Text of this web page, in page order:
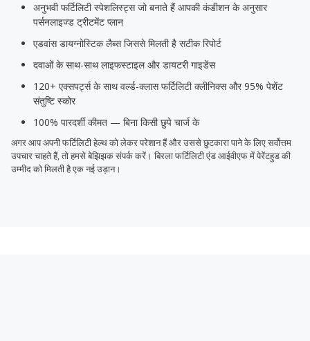
अनुभवी फर्टिलिटी स्पेशलिस्ट्स जो बनाते हैं आपकी कंडीशन के अनुसार
पर्सनलाइज्ड ट्रीटमेंट प्लान
एडवांस डायग्नोस्टिक लैब्स जिससे मिलती है सटीक रिपोर्ट
दवाओं के साथ-साथ लाइफस्टाइल और डायटरी गाइडेंस
120+ एक्सपर्ट्स के साथ वर्ल्ड-क्लास फर्टिलिटी क्लीनिक्स और 95% पेशेंट
संतुष्टि स्कोर
100% पारदर्शी कीमत — बिना किसी छुपे चार्ज के
अगर आप अपनी फर्टिलिटी हेल्थ को लेकर परेशान हैं और उससे छुटकारा पाने के लिए सर्वोत्तम
उपचार चाहते हैं, तो हमसे बेझिझक संपर्क करें। बिरला फर्टिलिटी एंड आईवीएफ में पेरेंटहुड की
उम्मीद को मिलती है एक नई उड़ान।